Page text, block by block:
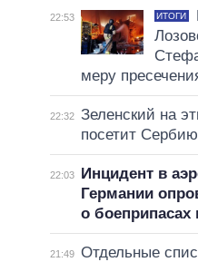
22:53 ИТОГИ
меру
22:32 Зеленский на
посетит Сербию
22:03
Инцидент в
Германии
о боеприпасах
21:49 Отдельные